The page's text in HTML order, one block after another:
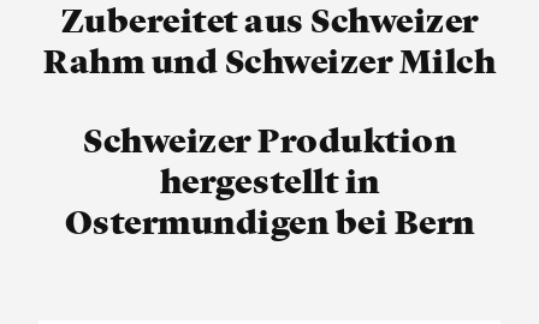
Zubereitet aus Schweizer
Rahm und Schweizer Milch
Schweizer Produktion
hergestellt in
Ostermundigen bei Bern